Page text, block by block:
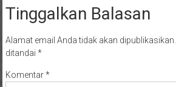
Tinggalkan Balasan
Alamat email Anda tidak akan dipublikasikan.
ditandai *
Komentar*